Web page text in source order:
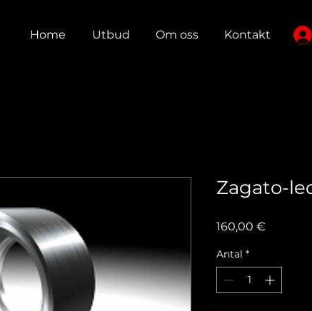
Home Utbud Om oss Kontakt
Zagato-
160,00 €
Antal *